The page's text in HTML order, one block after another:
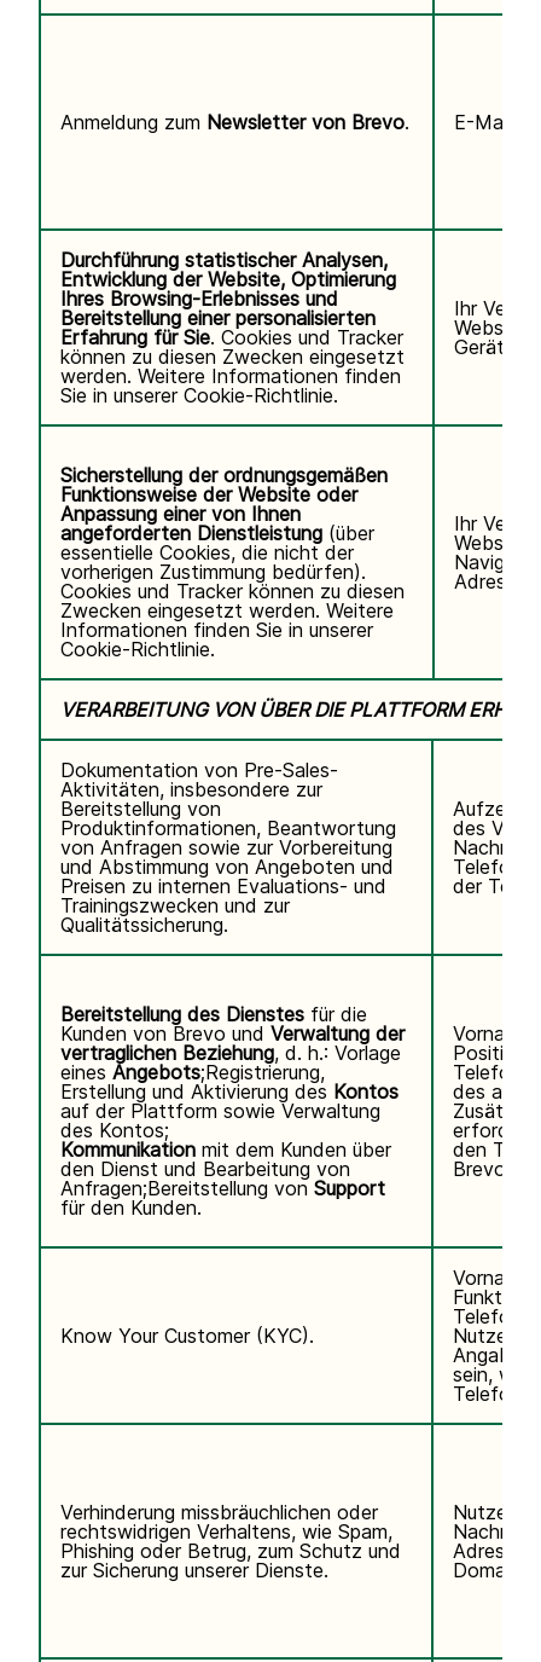
Anmeldung zum Newsletter von Brevo. E-Mail-
Durchführung statistischer Analysen,
Entwicklung der Website, Optimierung
Ihres Browsing-Erlebnisses und
Bereitstellung einer personalisierten
Erfahrung für Sie. Cookies und Tracker
können zu diesen Zwecken eingesetzt
werden. Weitere Informationen finden
Sie in unserer Cookie-Richtlinie.
Ihr
Website,
Gerät/
Sicherstellung der ordnungsgemäßen
Funktionsweise der Website oder
Anpassung einer von Ihnen
angeforderten Dienstleistung (über
essentielle Cookies, die nicht der
vorherigen Zustimmung bedürfen).
Cookies und Tracker können zu diesen
Zwecken eingesetzt werden. Weitere
Informationen finden Sie in unserer
Cookie-Richtlinie.
Ihr
Website
Adresse,
VERARBEITUNG VON ÜBER DIE PLATTFORM
Dokumentation von Pre-Sales-
Aktivitäten, insbesondere zur
Bereitstellung von
Produktinformationen, Beantwortung
von Anfragen sowie zur Vorbereitung
und Abstimmung von Angeboten und
Preisen zu internen Evaluations- und
Trainingszwecken und zur
Qualitätssicherung.
des
der
Bereitstellung des Dienstes für die
Kunden von Brevo und Verwaltung der
vertraglichen Beziehung, d. h.: Vorlage
eines Angebots;Registrierung,
Erstellung und Aktivierung des Kontos
auf der Plattform sowie Verwaltung
des Kontos;
Kommunikation mit dem Kunden über
den Dienst und Bearbeitung von
Anfragen;Bereitstellung von Support
für den Kunden.
Position,
des
den
Brevo
Know Your Customer (KYC).
Angaben
sein,
Verhinderung missbräuchlichen oder
rechtswidrigen Verhaltens, wie Spam,
Phishing oder Betrug, zum Schutz und
zur Sicherung unserer Dienste.
Adresse,
Domain